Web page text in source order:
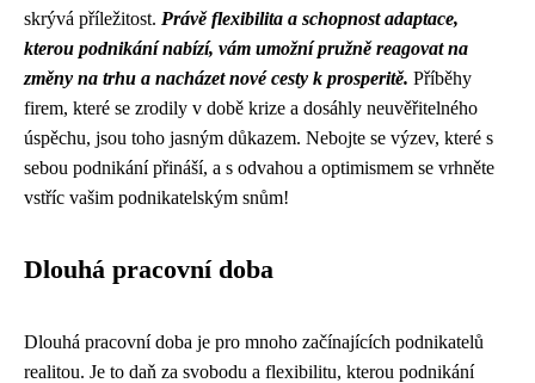
skrývá příležitost. Právě flexibilita a schopnost adaptace,
kterou podnikání nabízí, vám umožní pružně reagovat na
změny na trhu a nacházet nové cesty k prosperitě. Příběhy
firem, které se zrodily v době krize a dosáhly neuvěřitelného
úspěchu, jsou toho jasným důkazem. Nebojte se výzev, které s
sebou podnikání přináší, a s odvahou a optimismem se vrhněte
vstříc vašim podnikatelským snům!
Dlouhá pracovní doba
Dlouhá pracovní doba je pro mnoho začínajících podnikatelů
realitou. Je to daň za svobodu a flexibilitu, kterou podnikání